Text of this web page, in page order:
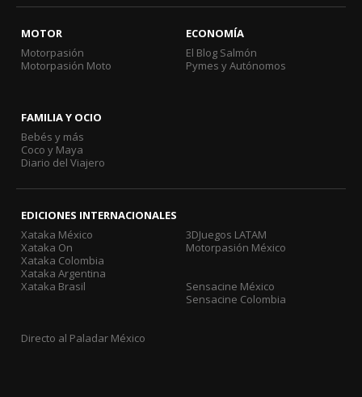
MOTOR
Motorpasión
Motorpasión Moto
ECONOMÍA
El Blog Salmón
Pymes y Autónomos
FAMILIA Y OCIO
Bebés y más
Coco y Maya
Diario del Viajero
EDICIONES INTERNACIONALES
Xataka México
Xataka On
Xataka Colombia
Xataka Argentina
Xataka Brasil
3DJuegos LATAM
Motorpasión México
Sensacine México
Sensacine Colombia
Directo al Paladar México